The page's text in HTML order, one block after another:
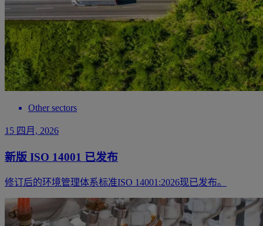
Other sectors
15 四月, 2026
新版 ISO 14001 已发布
修订后的环境管理体系标准ISO 14001:2026现已发布。